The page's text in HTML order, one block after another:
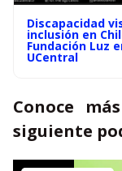
Discapacidad
inclusión en
Fundación Luz
UCentral
Conoce
siguiente